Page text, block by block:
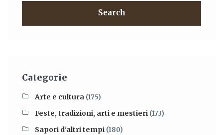
Search
Categorie
Arte e cultura (175)
Feste, tradizioni, arti e mestieri (173)
Sapori d'altri tempi (180)